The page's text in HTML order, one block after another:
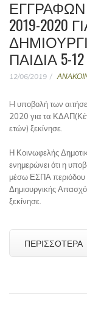
2019-2020
ΠΑΙΔΙΆ 5-
12/06/2019
H υποβολή των
2020 για τα
ετών) ξεκίνησε.
Η Κοινωφελής
ενημερώνει ότι η
μέσω ΕΣΠΑ
Δημιουργικής
ξεκίνησε.
ΠΕΡΙΣΣΌΤΕΡΑ